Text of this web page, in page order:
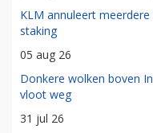
KLM annuleert
staking
05 aug 26
Donkere wolken boven
vloot weg
31 jul 26